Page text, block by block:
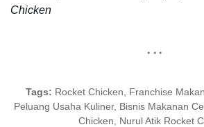
Chicken
Tags: Rocket Chicken, Franchise
Peluang Usaha Kuliner, Bisnis Makanan
Chicken, Nurul Atik Rocket